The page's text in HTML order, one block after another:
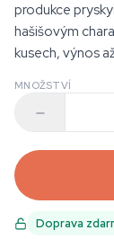
produkce
hašišovým
kusech, výnos
MNOŽSTVÍ
Doprava